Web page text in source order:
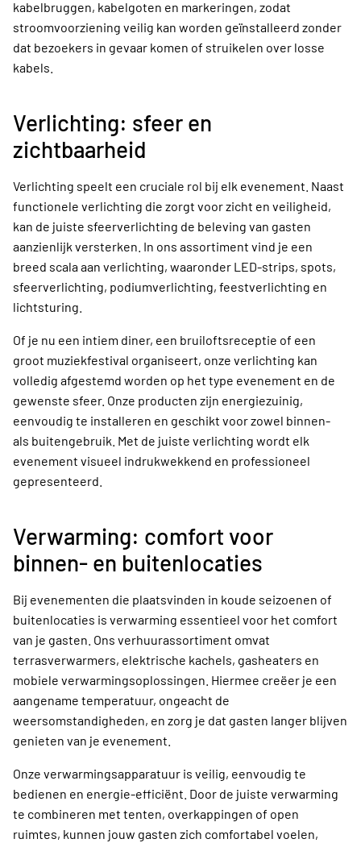
kabelbruggen, kabelgoten en markeringen, zodat
stroomvoorziening veilig kan worden geïnstalleerd zonder
dat bezoekers in gevaar komen of struikelen over losse
kabels.
Verlichting: sfeer en
zichtbaarheid
Verlichting speelt een cruciale rol bij elk evenement. Naast
functionele verlichting die zorgt voor zicht en veiligheid,
kan de juiste sfeerverlichting de beleving van gasten
aanzienlijk versterken. In ons assortiment vind je een
breed scala aan verlichting, waaronder LED-strips, spots,
sfeerverlichting, podiumverlichting, feestverlichting en
lichtsturing.
Of je nu een intiem diner, een bruiloftsreceptie of een
groot muziekfestival organiseert, onze verlichting kan
volledig afgestemd worden op het type evenement en de
gewenste sfeer. Onze producten zijn energiezuinig,
eenvoudig te installeren en geschikt voor zowel binnen-
als buitengebruik. Met de juiste verlichting wordt elk
evenement visueel indrukwekkend en professioneel
gepresenteerd.
Verwarming: comfort voor
binnen- en buitenlocaties
Bij evenementen die plaatsvinden in koude seizoenen of
buitenlocaties is verwarming essentieel voor het comfort
van je gasten. Ons verhuurassortiment omvat
terrasverwarmers, elektrische kachels, gasheaters en
mobiele verwarmingsoplossingen. Hiermee creëer je een
aangename temperatuur, ongeacht de
weersomstandigheden, en zorg je dat gasten langer blijven
genieten van je evenement.
Onze verwarmingsapparatuur is veilig, eenvoudig te
bedienen en energie-efficiënt. Door de juiste verwarming
te combineren met tenten, overkappingen of open
ruimtes, kunnen jouw gasten zich comfortabel voelen,